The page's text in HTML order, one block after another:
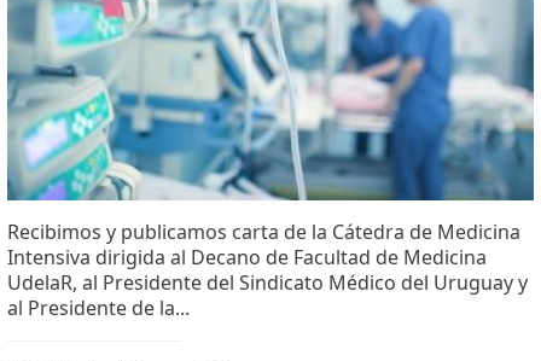
Recibimos y publicamos carta de la Cátedra de Medicina
Intensiva dirigida al Decano de Facultad de Medicina
UdelaR, al Presidente del Sindicato Médico del Uruguay y
al Presidente de la...